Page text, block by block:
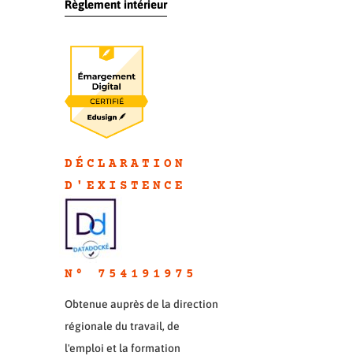
Règlement intérieur
DÉCLARATION
D'EXISTENC E
N° 754191975
Obtenue auprès de la direction
régionale du travail, de
l'emploi et la formation